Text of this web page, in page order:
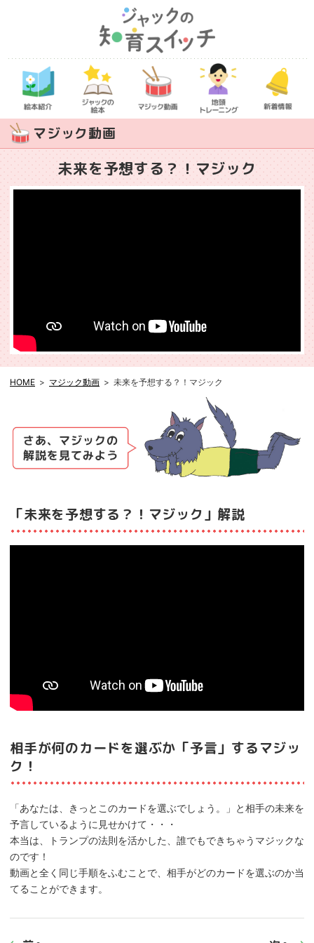
マジック動画
未来を予想する？！マジック
HOME マジック動画 未来を予想する？！マジック
「未来を予想する？！マジック」解説
相手が何のカードを選ぶか「予言」するマジッ
ク！
「あなたは、きっとこのカードを選ぶでしょう。」と相手の未来を
予言しているように見せかけて・・・
本当は、トランプの法則を活かした、誰でもできちゃうマジックな
のです！
動画と全く同じ手順をふむことで、相手がどのカードを選ぶのか当
てることができます。